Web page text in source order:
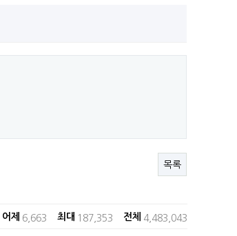
목록
어제 6,663 최대 187,353 전체 4,483,043